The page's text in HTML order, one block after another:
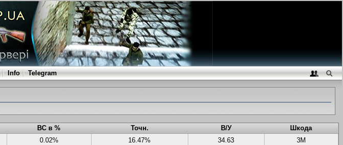
Info Telegram
ВС в % Точн. В/У
Шкода
0.02% 16.47% 34.63
3M